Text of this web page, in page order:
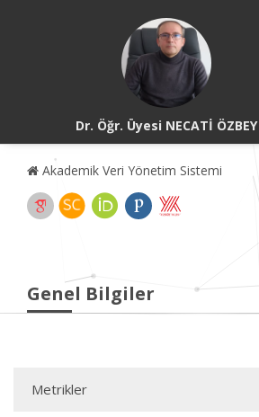
Dr. Öğr. Üyesi NECATİ ÖZBEY
Akademik Veri Yönetim Sistemi
Genel Bilgiler
Metrikler